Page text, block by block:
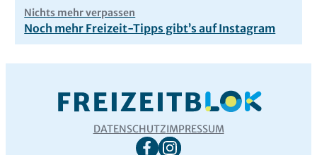
Nichts mehr verpassen
Noch mehr Freizeit-Tipps gibt’s auf Instagram
DATENSCHUTZIMPRESSUM